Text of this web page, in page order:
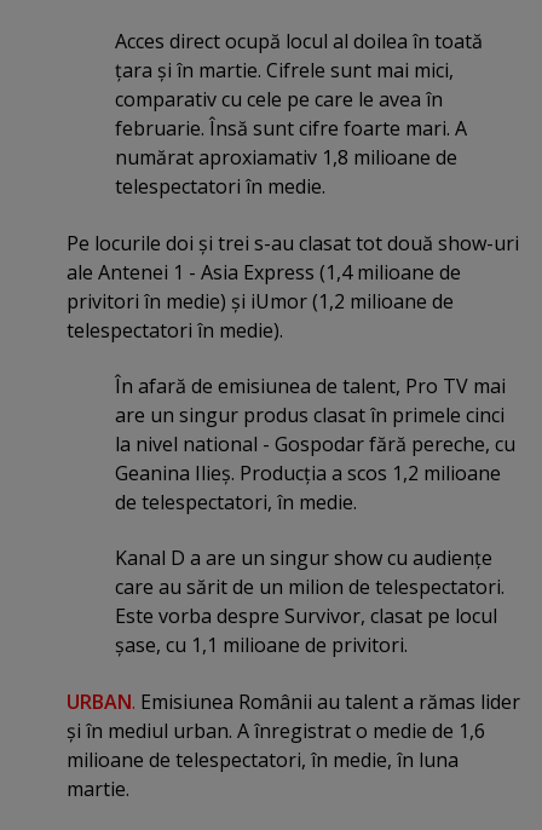
Acces direct ocupă locul al doilea în toată
ţara şi în martie. Cifrele sunt mai mici,
comparativ cu cele pe care le avea în
februarie. Însă sunt cifre foarte mari. A
numărat aproxiamativ 1,8 milioane de
telespectatori în medie.
Pe locurile doi şi trei s-au clasat tot două show-uri
ale Antenei 1 - Asia Express (1,4 milioane de
privitori în medie) şi iUmor (1,2 milioane de
telespectatori în medie).
În afară de emisiunea de talent, Pro TV mai
are un singur produs clasat în primele cinci
la nivel national - Gospodar fără pereche, cu
Geanina Ilieş. Producţia a scos 1,2 milioane
de telespectatori, în medie.
Kanal D a are un singur show cu audienţe
care au sărit de un milion de telespectatori.
Este vorba despre Survivor, clasat pe locul
şase, cu 1,1 milioane de privitori.
URBAN. Emisiunea Românii au talent a rămas lider
şi în mediul urban. A înregistrat o medie de 1,6
milioane de telespectatori, în medie, în luna
martie.